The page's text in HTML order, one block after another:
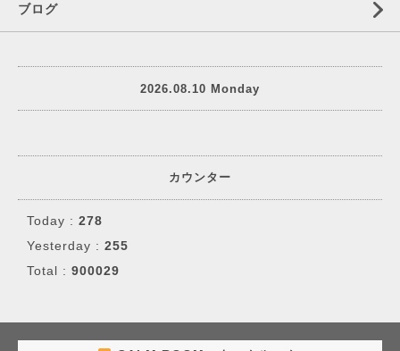
ブログ
2026.08.10 Monday
カウンター
Today : 278
Yesterday : 255
Total : 900029